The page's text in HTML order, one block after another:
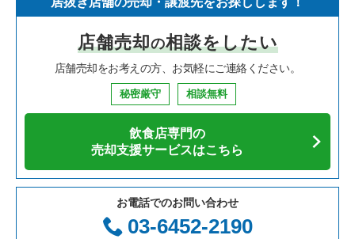
寿司の居抜き売却物件の案件一覧
焼肉の居抜き売却物件の案件一覧
鉄板焼き・お好み焼の居抜き売却物件の案件一覧
カフェの居抜き売却物件の案件一覧
テイクアウトの居抜き売却物件の案件一覧
お弁当・惣菜・デリの居抜き売却物件の案件一覧
神奈川県の飲食店の居抜き売却物件の案件一覧
大阪府の飲食店の居抜き売却物件の案件一覧
兵庫県の飲食店の居抜き売却物件の案件一覧
愛知県の飲食店の居抜き売却物件の案件一覧
岐阜県の飲食店の居抜き売却物件の案件一覧
三重県の飲食店の居抜き売却物件の案件一覧
浦安市の飲食店の居抜き売却物件の案件一覧
市川市の飲食店の居抜き売却物件の案件一覧
松戸市の飲食店の居抜き売却物件の案件一覧
袖ヶ浦市の飲食店の居抜き売却物件の案件一覧
君津市の飲食店の居抜き売却物件の案件一覧
習志野市の飲食店の居抜き売却物件の案件一覧
千葉県のイタリア料理の居抜き売却物件の案件一覧
千葉県の中華の居抜き売却物件の案件一覧
千葉県のそば・うどんの居抜き売却物件の案件一覧
千葉県の焼肉の居抜き売却物件の案件一覧
千葉県の鉄板焼き・お好み焼の居抜き売却物件の案件一覧
千葉県のアジア料理の居抜き売却物件の案件一覧
千葉市中央区のフランス料理の居抜き売却物件の案件一覧
千葉市中央区のイタリア料理の居抜き売却物件の案件一覧
千葉市中央区の中華の居抜き売却物件の案件一覧
千葉市中央区のカフェの居抜き売却物件の案件一覧
千葉市中央区のテイクアウトの居抜き売却物件の案件一覧
千葉市中央区のお弁当・惣菜・デリの居抜き売却物件の案件一
店舗売却の相談をしたい
店舗売却をお考えの方、お気軽にご連絡ください。
秘密厳守 相談無料
飲食店専門の
売却支援サービスはこちら
お電話でのお問い合わせ
03-6452-2190